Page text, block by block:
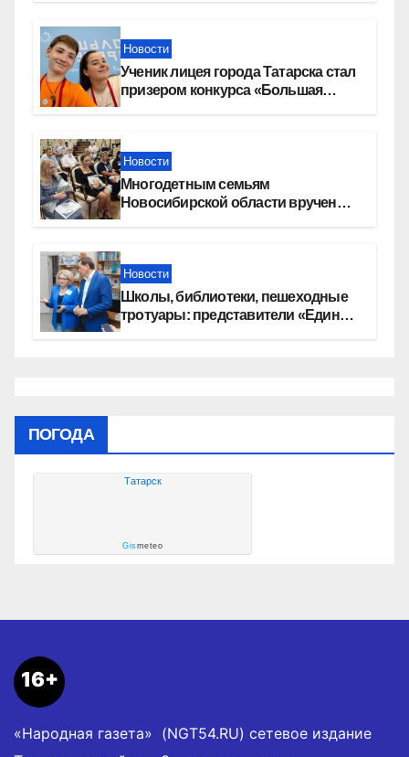
Новости
Ученик лицея города Татарска стал
призером конкурса «Большая
Новости
Многодетным семьям
Новосибирской области вручены
Новости
Школы, библиотеки, пешеходные
тротуары: представители «Единой
ПОГОДА
Татарск
Gismeteo
16+
«Народная газета» (NGT54.RU) сетевое издание